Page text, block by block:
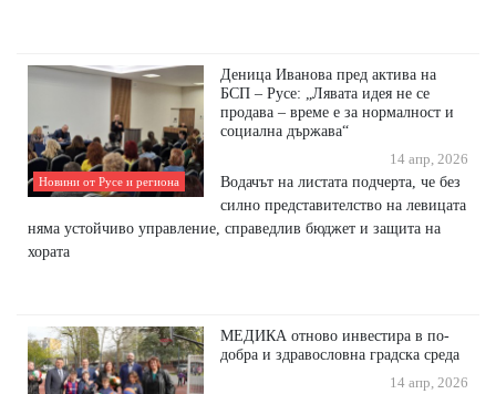
Новини от Русе и региона
Деница Иванова пред актива на
БСП – Русе: „Лявата идея не се
продава – време е за нормалност и
социална държава“
14 апр, 2026
Водачът на листата подчерта, че без
силно представителство на левицата
няма устойчиво управление, справедлив бюджет и защита на
хората
МЕДИКА отново инвестира в по-
добра и здравословна градска среда
14 апр, 2026